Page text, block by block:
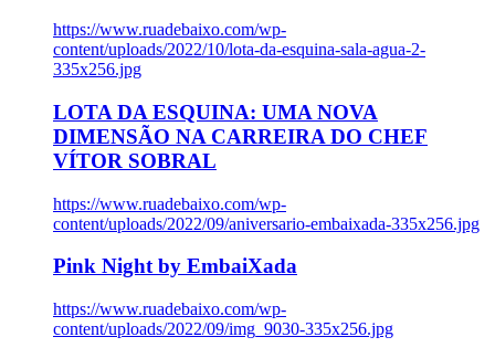
https://www.ruadebaixo.com/wp-
content/uploads/2022/10/lota-da-esquina-sala-agua-2-
335x256.jpg
LOTA DA ESQUINA: UMA NOVA
DIMENSÃO NA CARREIRA DO CHEF
VÍTOR SOBRAL
https://www.ruadebaixo.com/wp-
content/uploads/2022/09/aniversario-embaixada-335x256.jpg
Pink Night by EmbaiXada
https://www.ruadebaixo.com/wp-
content/uploads/2022/09/img_9030-335x256.jpg